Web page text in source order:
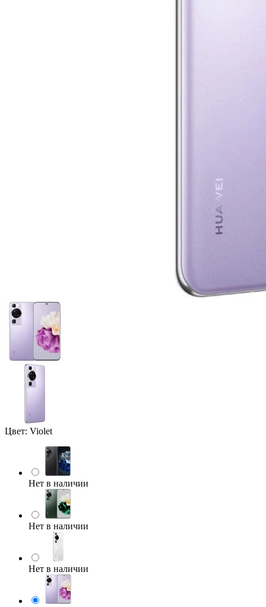
Цвет: Violet
Нет в наличии
Нет в наличии
Нет в наличии